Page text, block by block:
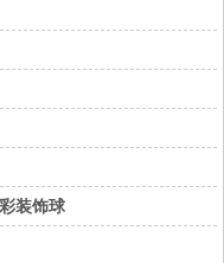
装饰球